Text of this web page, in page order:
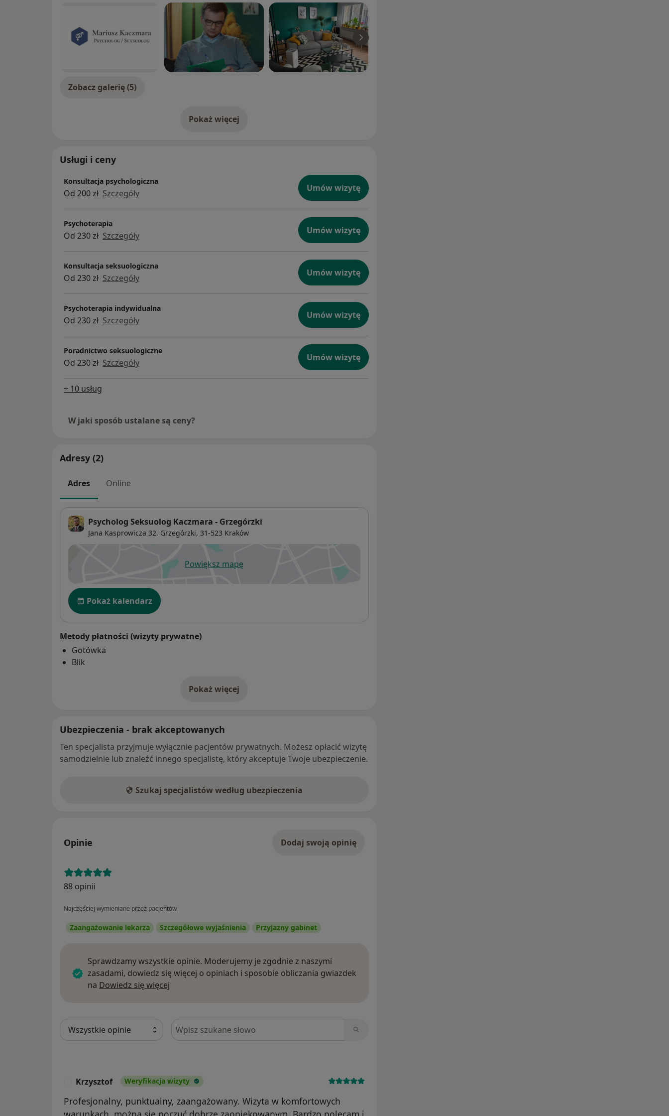
Zobacz galerię (5)
Pokaż więcejo doświadczeniu
Usługi i ceny
Konsultacja psychologiczna
Od 200 zł Szczegóły Umów wizytę
Psychoterapia
Od 230 zł Szczegóły Umów wizytę
Konsultacja seksuologiczna
Od 230 zł Szczegóły Umów wizytę
Psychoterapia indywidualna
Od 230 zł Szczegóły Umów wizytę
Poradnictwo seksuologiczne
Od 230 zł Szczegóły Umów wizytę
+ 10 usług
W jaki sposób ustalane są ceny?
Adresy (2)
Adres Online
Psycholog Seksuolog Kaczmara - Grzegórzki
Jana Kasprowicza 32, Grzegórzki, 31-523 Kraków
Powiększ mapęotwiera się w nowej karcie
Dostępność
Pokaż kalendarz
Metody płatności (wizyty prywatne)
Gotówka
Blik
Pokaż więcej
o adresie
Ubezpieczenia - brak akceptowanych
Ten specjalista przyjmuje wyłącznie pacjentów prywatnych. Możesz opłacić wizytę
samodzielnie lub znaleźć innego specjalistę, który akceptuje Twoje ubezpieczenie.
Szukaj specjalistów według ubezpieczenia
Opinie Dodaj swoją opinię
88 opinii
Najczęściej wymieniane przez pacjentów
Zaangażowanie lekarza Szczegółowe wyjaśnienia Przyjazny gabinet
Sprawdzamy wszystkie opinie. Moderujemy je zgodnie z naszymi
zasadami, dowiedz się więcej o opiniach i sposobie obliczania gwiazdek
na Dowiedz się więcej
Szukaj w opiniach
Krzysztof Weryfikacja wizyty
Profesjonalny, punktualny, zaangażowany. Wizyta w komfortowych